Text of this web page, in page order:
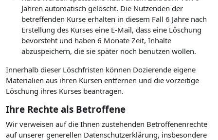
Jahren automatisch gelöscht. Die Nutzenden der
betreffenden Kurse erhalten in diesem Fall 6 Jahre nach
Erstellung des Kurses eine E-Mail, dass eine Löschung
bevorsteht und haben 6 Monate Zeit, Inhalte
abzuspeichern, die sie später noch benutzen wollen.
Innerhalb dieser Löschfristen können Dozierende eigene
Materialien aus ihren Kursen entfernen und die vorzeitige
Löschung ihres Kurses beantragen.
Ihre Rechte als Betroffene
Wir verweisen auf die Ihnen zustehenden Betroffenenrechte
auf unserer generellen Datenschutzerklärung, insbesondere